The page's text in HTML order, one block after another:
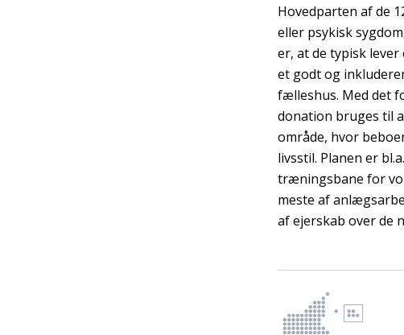
Hovedparten af de
eller psykisk
er, at de typisk
et godt og
fælleshus. Med det
donation bruges til
område, hvor
livsstil. Planen er
træningsbane for
meste af
af ejerskab over de